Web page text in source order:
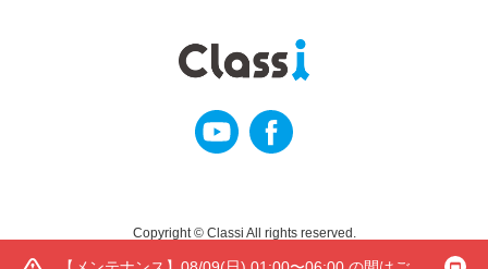
Copyright © Classi All rights reserved.